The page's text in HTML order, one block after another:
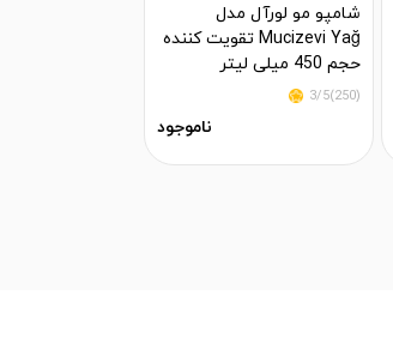
شامپو مو لورآل مدل
Mucizevi Yağ تقویت کننده
حجم 450 میلی لیتر
(250)3/5
ناموجود